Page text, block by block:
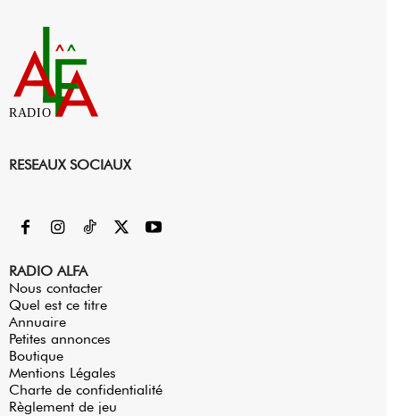
RADIO
RESEAUX SOCIAUX
RADIO ALFA
Nous contacter
Quel est ce titre
Annuaire
Petites annonces
Boutique
Mentions Légales
Charte de confidentialité
Règlement de jeu